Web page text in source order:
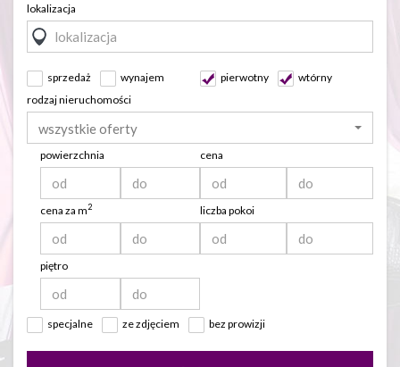
lokalizacja
sprzedaż wynajem pierwotny
wtórny
rodzaj nieruchomości
wszystkie oferty
powierzchnia cena
cena za m2 liczba pokoi
piętro
specjalne ze zdjęciem bez prowizji